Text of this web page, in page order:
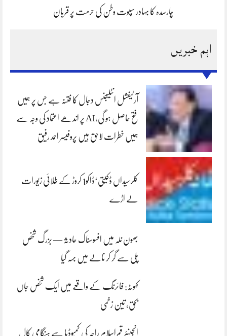
چارسدہ کا بہادر سپوت وطن کی حرمت پر قربان
اہم خبریں
آرٹیفشل انٹلیجنس دجال کا فتنہ ہے جس پر ہمیں
فتح حاصل ہو گی،AI پر اندھے اعتماد کی وجہ سے
ہمیں خطرات لاحق ہیں پروفیسر احمد رفیق
کلرسیداں ڈکیتی‘ڈاکو1 کروڑ کے طلائی زیورات
لے اڑے
بھون نلہ میں افسوسناک حادثہ — بزرگ شخص
پلی سے گر کر نالے میں بہہ گیا
کہوٹہ: فائرنگ کے واقعے میں ایک شخص جاں
بحق، تین زخمی
انجینئر قمراسلام راجہ کی کمبوڈیا سے ہنگامی کال